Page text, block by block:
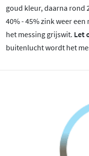
goud kleur, daarna rond
40% - 45% zink weer
het messing grijswit. Let
buitenlucht wordt het